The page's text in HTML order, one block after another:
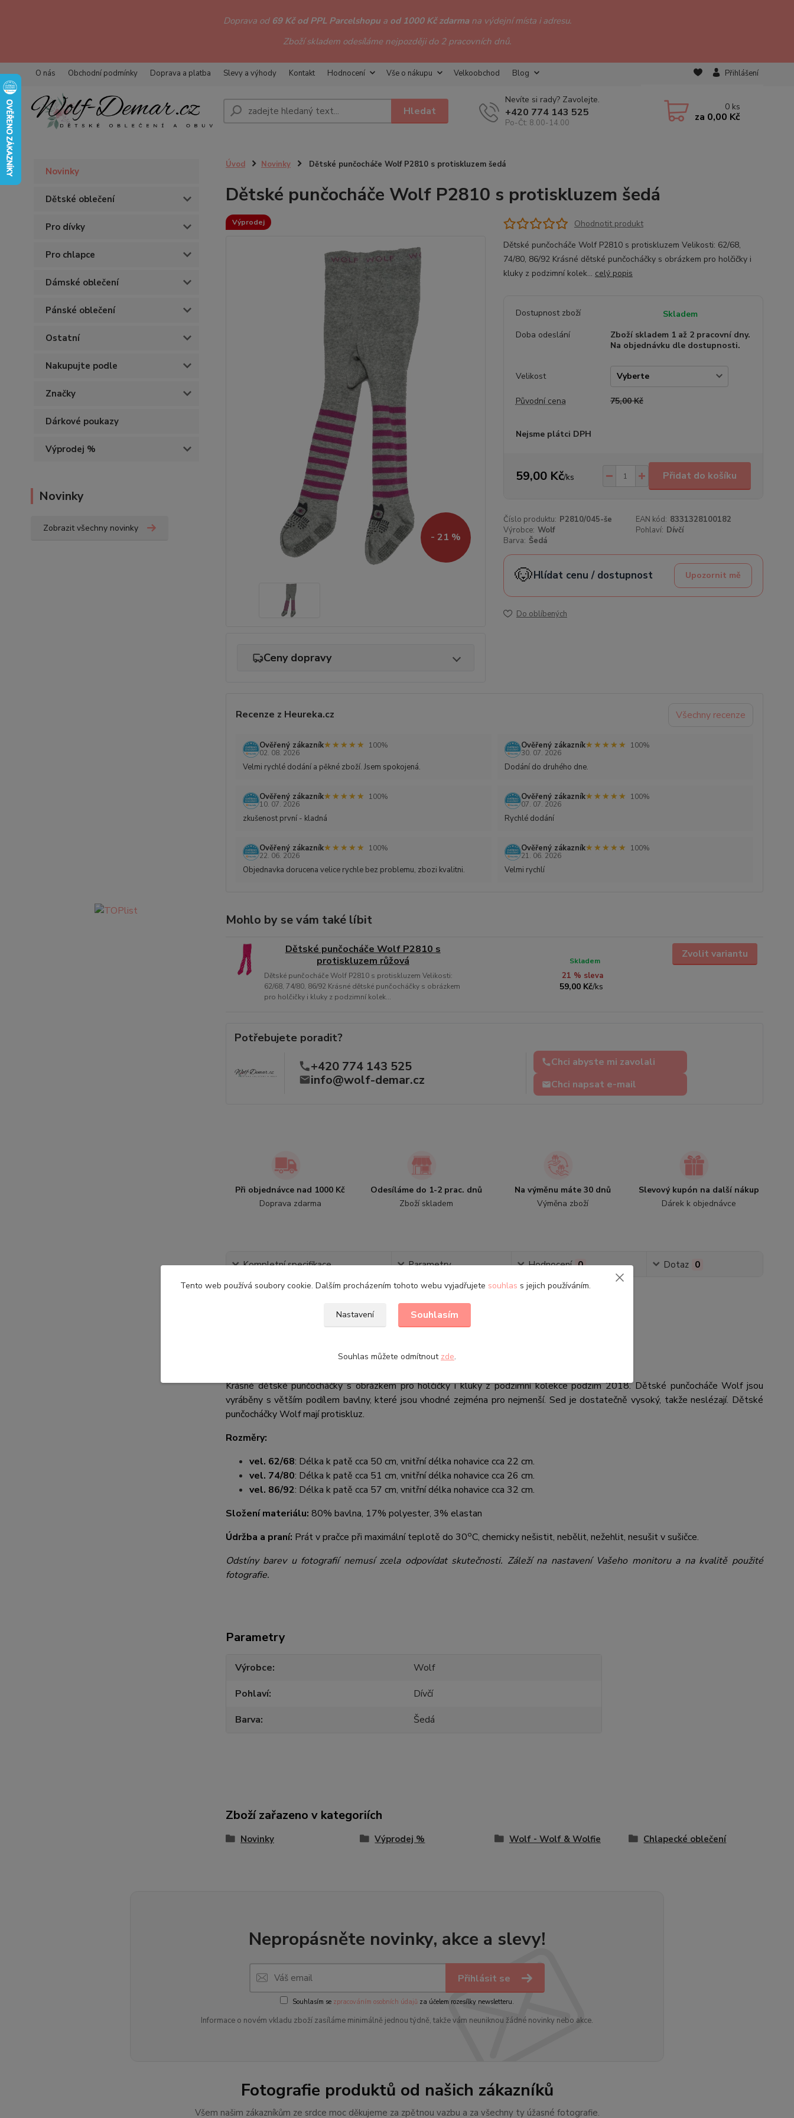
Doprava od 69 Kč od PPL Parcelshopua od 1000 Kč zdarma na výdejní místa i adresu.
Zboží skladem odesíláme nejpozději do 2 pracovních dnů.
O nás Obchodní podmínky Doprava a platba Slevy a výhody Kontakt Hodnocení Vše o nákupu Velkoobchod Blog Přihlášení
Hledat
Nevíte si rady? Zavolejte.
+420 774 143 525
Po-Čt: 8.00-14.00
0 ks
za 0,00 Kč
Novinky
Dětské oblečení
Pro dívky
Pro chlapce
Dámské oblečení
Pánské oblečení
Ostatní
Nakupujte podle
Značky
Dárkové poukazy
Výprodej %
Novinky
Zobrazit všechny novinky
Úvod Novinky Dětské punčocháče Wolf P2810 s protiskluzem šedá
Dětské punčocháče Wolf P2810 s protiskluzem šedá
Výprodej
- 21 %
Ceny dopravy
Ohodnotit produkt
Dětské punčocháče Wolf P2810 s protiskluzem Velikosti: 62/68,
74/80, 86/92 Krásné dětské punčocháčky s obrázkem pro holčičky i
kluky z podzimní kolek... celý popis
Dostupnost zboží
Skladem
Doba odeslání
Zboží skladem 1 až 2 pracovní dny.
Na objednávku dle dostupnosti.
Velikost
Původní cena 75,00 Kč
Nejsme plátci DPH
59,00 Kč/ks Přidat do košíku
Číslo produktu: P2810/045-še EAN kód: 8331328100182
Výrobce: Wolf Pohlaví: Dívčí
Barva: Šedá
🐶Hlídat cenu / dostupnost Upozornit mě
Do oblíbených
Recenze z Heureka.cz Všechny recenze
Ověřený zákazník★★★★★
★★★★★
100%
02. 08. 2026
Velmi rychlé dodání a pěkné zboží. Jsem spokojená.
Ověřený zákazník★★★★★
★★★★★
100%
30. 07. 2026
Dodání do druhého dne.
Ověřený zákazník★★★★★
★★★★★
100%
10. 07. 2026
zkušenost první - kladná
Ověřený zákazník★★★★★
★★★★★
100%
07. 07. 2026
Rychlé dodání
Ověřený zákazník★★★★★
★★★★★
100%
22. 06. 2026
Objednavka dorucena velice rychle bez problemu, zbozi kvalitni.
Ověřený zákazník★★★★★
★★★★★
100%
21. 06. 2026
Velmi rychlí
Mohlo by se vám také líbit
Dětské punčocháče Wolf P2810 s
protiskluzem růžová
Dětské punčocháče Wolf P2810 s protiskluzem Velikosti:
62/68, 74/80, 86/92 Krásné dětské punčocháčky s obrázkem
pro holčičky i kluky z podzimní kolek...
21 % sleva
59,00 Kč/ks
Skladem
Zvolit variantu
Potřebujete poradit?
+420 774 143 525
info@wolf-demar.cz
Chci abyste mi zavolali
Chci napsat e-mail
Při objednávce nad 1000 Kč
Doprava zdarma
Odesíláme do 1-2 prac. dnů
Zboží skladem
Na výměnu máte 30 dnů
Výměna zboží
Slevový kupón na další nákup
Dárek k objednávce
Kompletní specifikace Parametry Hodnocení 0 Dotaz 0
62/68, 74/80, 86/92
Krásné dětské punčocháčky s obrázkem pro holčičky i kluky z podzimní kolekce podzim 2018. Dětské punčocháče Wolf jsou
vyráběny s větším podílem bavlny, které jsou vhodné zejména pro nejmenší. Sed je dostatečně vysoký, takže neslézají. Dětské
punčocháčky Wolf mají protiskluz.
Rozměry:
vel. 62/68: Délka k patě cca 50 cm, vnitřní délka nohavice cca 22 cm.
vel. 74/80: Délka k patě cca 51 cm, vnitřní délka nohavice cca 26 cm.
vel. 86/92: Délka k patě cca 57 cm, vnitřní délka nohavice cca 32 cm.
Složení materiálu: 80% bavlna, 17% polyester, 3% elastan
Údržba a praní: Prát v pračce při maximální teplotě do 30oC, chemicky nešistit, nebělit, nežehlit, nesušit v sušičce.
Odstíny barev u fotografií nemusí zcela odpovídat skutečnosti. Záleží na nastavení Vašeho monitoru a na kvalitě použité
fotografie.
Parametry
Výrobce
Wolf
Pohlaví
Dívčí
Barva
Šedá
Zboží zařazeno v kategoriích
Novinky Výprodej % Wolf - Wolf & Wolfie Chlapecké oblečení
Nepropásněte novinky, akce a slevy!
Přihlásit se
Souhlasím se zpracováním osobních údajů za účelem rozesílky newsletteru.
Informace o novém vkladu zboží zasíláme minimálně jednou týdně, takže vám neuniknou žádné novinky nebo akce.
Fotografie produktů od našich zákazníků
Všem našim zákazníkům ze srdce moc děkujeme za zpětnou vazbu a za všechny ty úžasné fotografie.
Tento web používá soubory cookie. Dalším procházením tohoto webu vyjadřujete souhlas s jejich používáním.
Nastavení Souhlasím
Souhlas můžete odmítnout zde.